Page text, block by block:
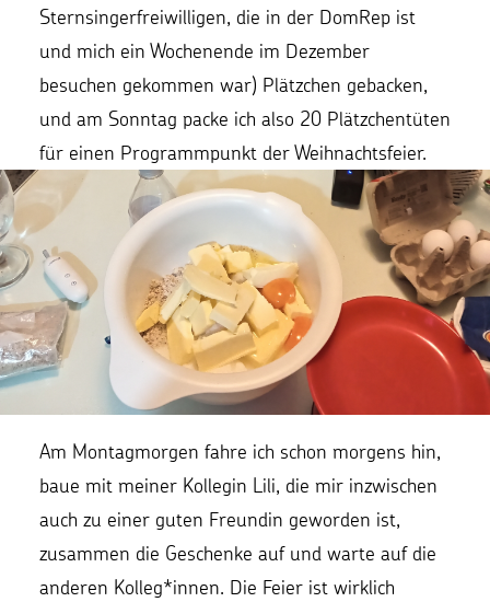
Sternsingerfreiwilligen, die in der DomRep ist
und mich ein Wochenende im Dezember
besuchen gekommen war) Plätzchen gebacken,
und am Sonntag packe ich also 20 Plätzchentüten
für einen Programmpunkt der Weihnachtsfeier.
Am Montagmorgen fahre ich schon morgens hin,
baue mit meiner Kollegin Lili, die mir inzwischen
auch zu einer guten Freundin geworden ist,
zusammen die Geschenke auf und warte auf die
anderen Kolleg*innen. Die Feier ist wirklich